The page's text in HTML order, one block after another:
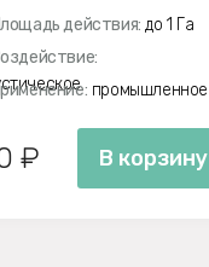
действия: до 1 Га
промышленное
₽ В корзину